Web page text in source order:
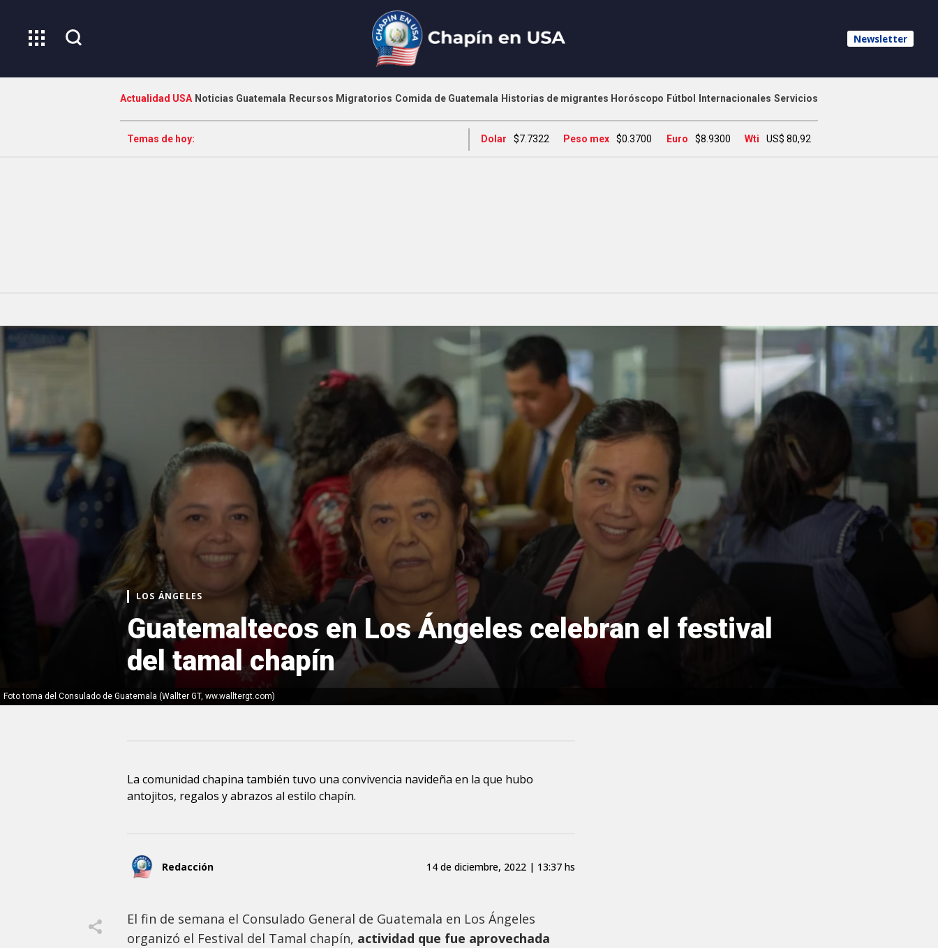
Newsletter
Actualidad USA Noticias Guatemala Recursos Migratorios Comida de Guatemala Historias de migrantes Horóscopo Fútbol Internacionales Servicios
Temas de hoy: Dolar $7.7322 Peso mex $0.3700 Euro $8.9300 Wti US$ 80,92
Foto toma del Consulado de Guatemala (Wallter GT, ww.walltergt.com)
LOS ÁNGELES
Guatemaltecos en Los Ángeles celebran el festival
del tamal chapín
La comunidad chapina también tuvo una convivencia navideña en la que hubo
antojitos, regalos y abrazos al estilo chapín.
Redacción 14 de diciembre, 2022 | 13:37 hs
El fin de semana el Consulado General de Guatemala en Los Ángeles
organizó el Festival del Tamal chapín, actividad que fue aprovechada